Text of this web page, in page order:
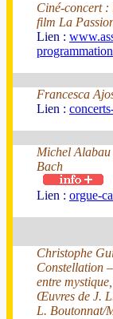
Ciné-concert
film La
Lien :
programmation
Francesca
Lien :
Michel Alabau
Bach
Lien : orgue-
Christophe
Constellation
entre
Œuvres de J.
L. Boutonnat/